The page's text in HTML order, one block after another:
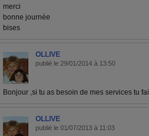
merci
bonne journée
bises
OLLIVE
publié le 29/01/2014 à 13:50
Bonjour ,si tu as besoin de mes services tu
OLLIVE
publié le 01/07/2013 à 11:03